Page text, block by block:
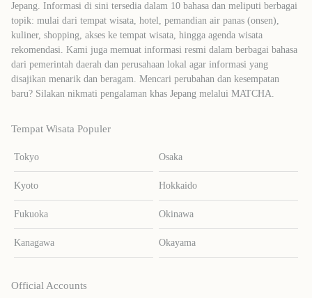
Jepang. Informasi di sini tersedia dalam 10 bahasa dan meliputi berbagai
topik: mulai dari tempat wisata, hotel, pemandian air panas (onsen),
kuliner, shopping, akses ke tempat wisata, hingga agenda wisata
rekomendasi. Kami juga memuat informasi resmi dalam berbagai bahasa
dari pemerintah daerah dan perusahaan lokal agar informasi yang
disajikan menarik dan beragam. Mencari perubahan dan kesempatan
baru? Silakan nikmati pengalaman khas Jepang melalui MATCHA.
Tempat Wisata Populer
Tokyo Osaka
Kyoto Hokkaido
Fukuoka Okinawa
Kanagawa Okayama
Official Accounts